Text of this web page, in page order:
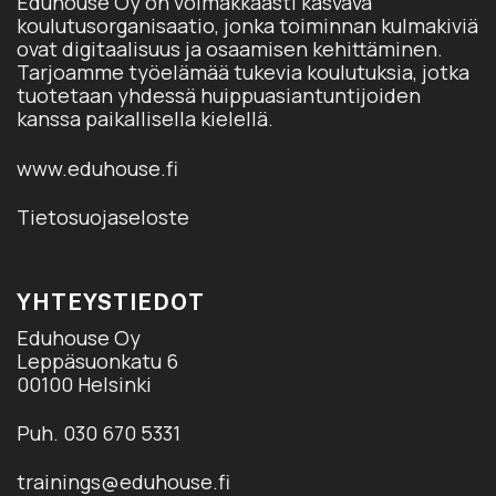
koulutusorganisaatio, jonka toiminnan kulmakiviä
ovat digitaalisuus ja osaamisen kehittäminen.
Tarjoamme työelämää tukevia koulutuksia, jotka
tuotetaan yhdessä huippuasiantuntijoiden
kanssa paikallisella kielellä.
www.eduhouse.fi
Tietosuojaseloste
YHTEYSTIEDOT
Eduhouse Oy
Leppäsuonkatu 6
00100 Helsinki
Puh. 030 670 5331
trainings@eduhouse.fi